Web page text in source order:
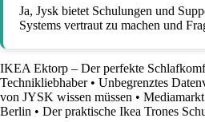
Ja, Jysk bietet Schulungen und
Systems vertraut zu machen und
IKEA Ektorp – Der perfekte
Technikliebhaber• Unbegrenztes
von JYSK wissen müssen •
Berlin • Der praktische Ikea Trones